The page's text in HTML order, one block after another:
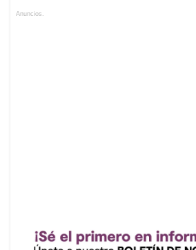
Anuncios.